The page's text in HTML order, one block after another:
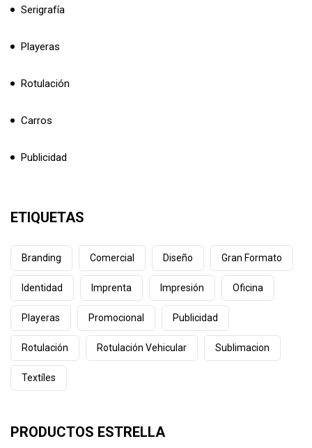
Serigrafía
Playeras
Rotulación
Carros
Publicidad
ETIQUETAS
Branding Comercial Diseño Gran Formato
Identidad Imprenta Impresión Oficina
Playeras Promocional Publicidad
Rotulación Rotulación Vehicular Sublimacion
Textíles
PRODUCTOS ESTRELLA